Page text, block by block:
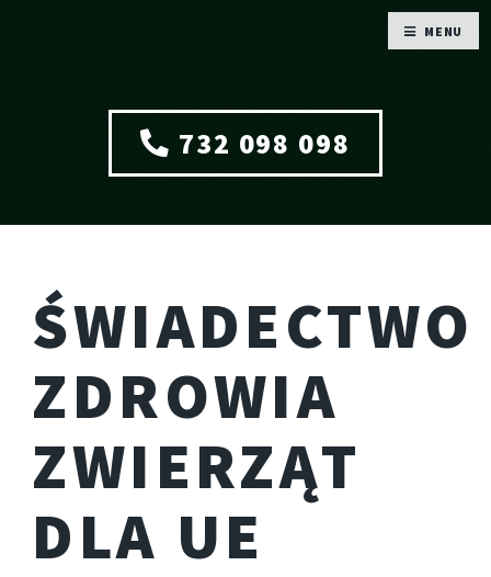
732 098 098
ŚWIADECTWO
ZDROWIA
ZWIERZĄT
DLA UE
MENU